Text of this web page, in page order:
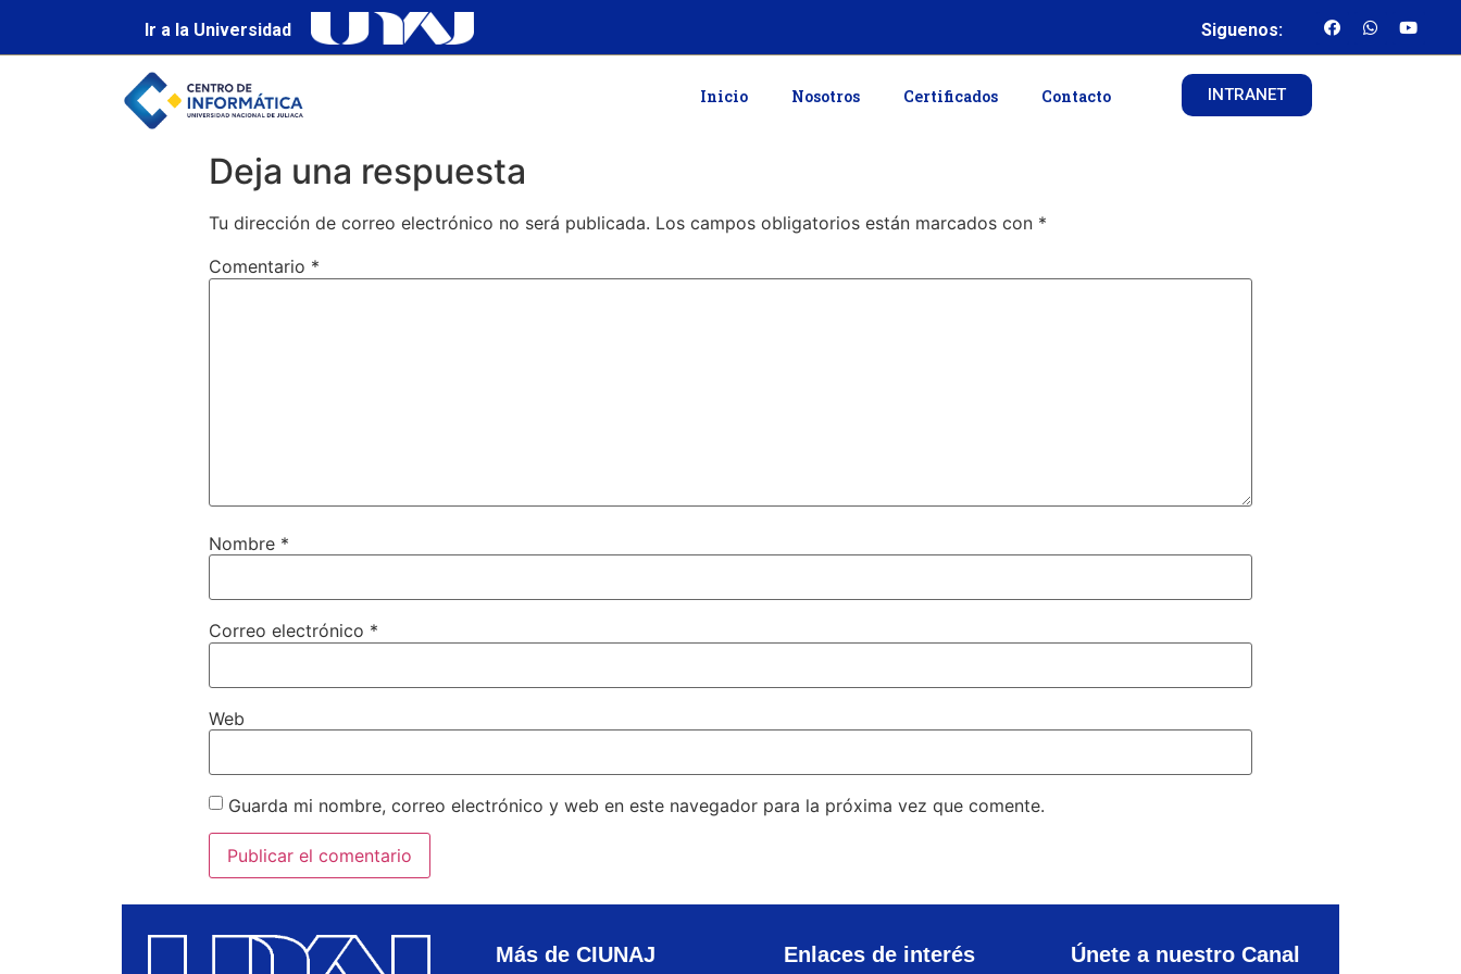
Ir a la Universidad Siguenos:
Inicio Nosotros Certificados Contacto INTRANET
Deja una respuesta
Tu dirección de correo electrónico no será publicada. Los campos obligatorios están marcados con *
Comentario *
Nombre *
Correo electrónico *
Web
Guarda mi nombre, correo electrónico y web en este navegador para la próxima vez que comente.
Más de CIUNAJ Enlaces de interés Únete a nuestro Canal